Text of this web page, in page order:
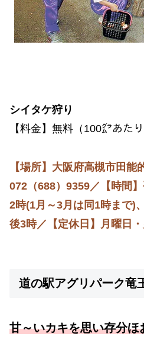
シイタケ狩り
【料金】無料（100㌘あたり
【場所】大阪府高槻市田能
072（688）9359／【時間
2時(1月～3月は同1時まで)
後3時／【定休日】月曜日・
道の駅アグリパーク
甘～いカキを思い存分ほ